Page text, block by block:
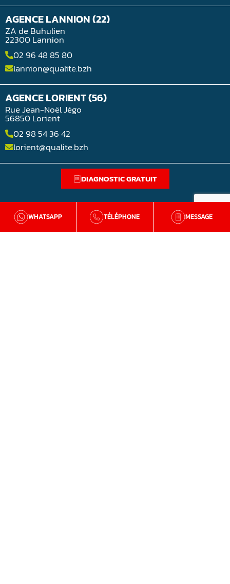
WHATSAPP TÉLÉPHONE MESSAGE
AGENCE LANNION (22)
ZA de Buhulien
22300 Lannion
02 96 48 85 80
lannion@qualite.bzh
AGENCE LORIENT (56)
Rue Jean-Noël Jégo
56850 Lorient
02 98 54 36 42
lorient@qualite.bzh
DIAGNOSTIC GRATUIT